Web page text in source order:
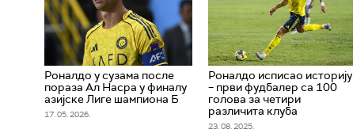
Роналдо у сузама после
пораза Ал Насра у финалу
азијске Лиге шампиона Б
17. 05. 2026.
Роналдо исписао историју
– први фудбалер са 100
голова за четири
различита клуба
23. 08. 2025.